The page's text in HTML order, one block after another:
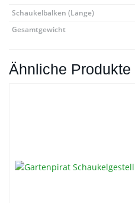
Schaukelbalken (Länge)
Gesamtgewicht
Ähnliche Produkte